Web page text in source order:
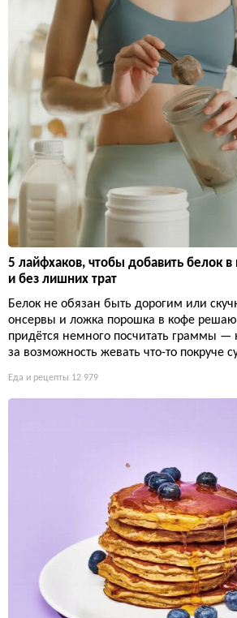
5 лайфхаков, чтобы добавить белок
и без лишних трат
Белок не обязан быть дорогим или
онсервы и ложка порошка в кофе
придётся немного посчитать граммы —
за возможность жевать что-то покруче
Еда и рецепты 12 979